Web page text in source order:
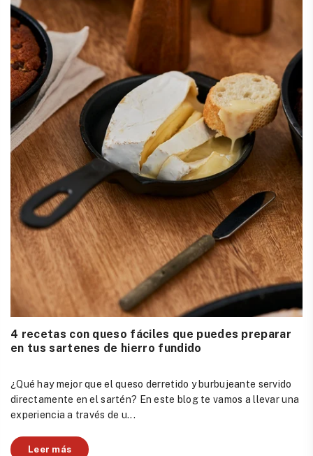
4 recetas con queso fáciles que puedes preparar
en tus sartenes de hierro fundido
¿Qué hay mejor que el queso derretido y burbujeante servido
directamente en el sartén? En este blog te vamos a llevar una
experiencia a través de u...
Leer más